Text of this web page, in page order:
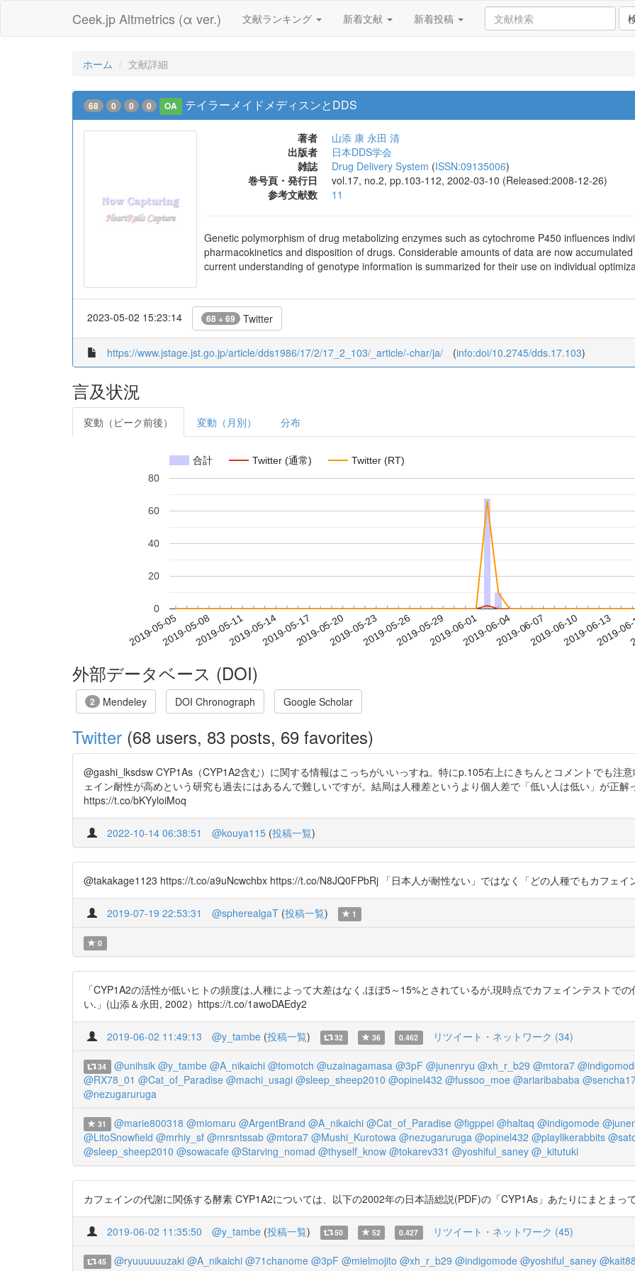
Ceek.jp Altmetrics (α ver.) 文献ランキング 新着文献 新着投稿
ホーム 文献詳細
68 0 0 0 OA テイラーメイドメディスンとDDS
著者 山添 康 永田 清
出版者
日本DDS学会
雑誌
Drug Delivery System (ISSN:09135006)
巻号頁・発行日
vol.17, no.2, pp.103-112, 2002-03-10 (Released:2008-12-26)
参考文献数
11
Genetic polymorphism of drug metabolizing enzymes such as cytochrome P450 influences
pharmacokinetics and disposition of drugs. Considerable amounts of data are now
current understanding of genotype information is summarized for their use on individual
2023-05-02 15:23:14 68 + 69 Twitter
https://www.jstage.jst.go.jp/article/dds1986/17/2/17_2_103/_article/-char/ja/ (info:doi/10.2745/dds.17.103)
言及状況
変動（ピーク前後） 変動（月別） 分布
合計 Twitter (通常) Twitter (RT)
2019-05-052019-05-082019-05-112019-05-142019-05-172019-05-202019-05-232019-05-262019-05-292019-06-012019-06-042019-06-072019-06-102019-06-13
2019-
0
20
40
60
80
外部データベース (DOI)
2 Mendeley DOI Chronograph Google Scholar
Twitter (68 users, 83 posts, 69 favorites)
@gashi_lksdsw CYP1As（CYP1A2含む）に関する情報はこっちがいいっすね。特にp.105右上にきちんとコメントでも注
ェイン耐性が高めという研究も過去にはあるんで難しいですが。結局は人種差というより個人差で「低い人は低い」が正
https://t.co/bKYyloiMoq
2022-10-14 06:38:51 @kouya115 (投稿一覧)
@takakage1123 https://t.co/a9uNcwchbx https://t.co/N8JQ0FPbRj 「日本人が耐性ない」ではなく「どの人種でもカフェ
2019-07-19 22:53:31 @spherealgaT (投稿一覧) 1
0
「CYP1A2の活性が低いヒトの頻度は,人種によって大差はなく,ほぼ5～15%とされているが,現時点でカフェインテストで
い.」(山添＆永田, 2002）https://t.co/1awoDAEdy2
2019-06-02 11:49:13 @y_tambe (投稿一覧) 32 36 0.462 リツイート・ネットワーク (34)
34 @unihsik @y_tambe @A_nikaichi @tomotch @uzainagamasa @3pF @junenryu @xh_r_b29 @mtora7
@RX78_01 @Cat_of_Paradise @machi_usagi @sleep_sheep2010 @opinel432 @fussoo_moe @ariaribababa
@nezugaruruga
31 @marie800318 @miomaru @ArgentBrand @A_nikaichi @Cat_of_Paradise @figppei @haltaq @indigomode
@LitoSnowfield @mrhiy_sf @mrsntssab @mtora7 @Mushi_Kurotowa @nezugaruruga @opinel432 @playlikerabbits
@sleep_sheep2010 @sowacafe @Starving_nomad @thyself_know @tokarev331 @yoshiful_saney @_kitutuki
カフェインの代謝に関係する酵素 CYP1A2については、以下の2002年の日本語総説(PDF)の「CYP1As」あたりにまとまっ
2019-06-02 11:35:50 @y_tambe (投稿一覧) 50 52 0.427 リツイート・ネットワーク (45)
45 @ryuuuuuuzaki @A_nikaichi @71chanome @3pF @mielmojito @xh_r_b29 @indigomode @yoshiful_saney